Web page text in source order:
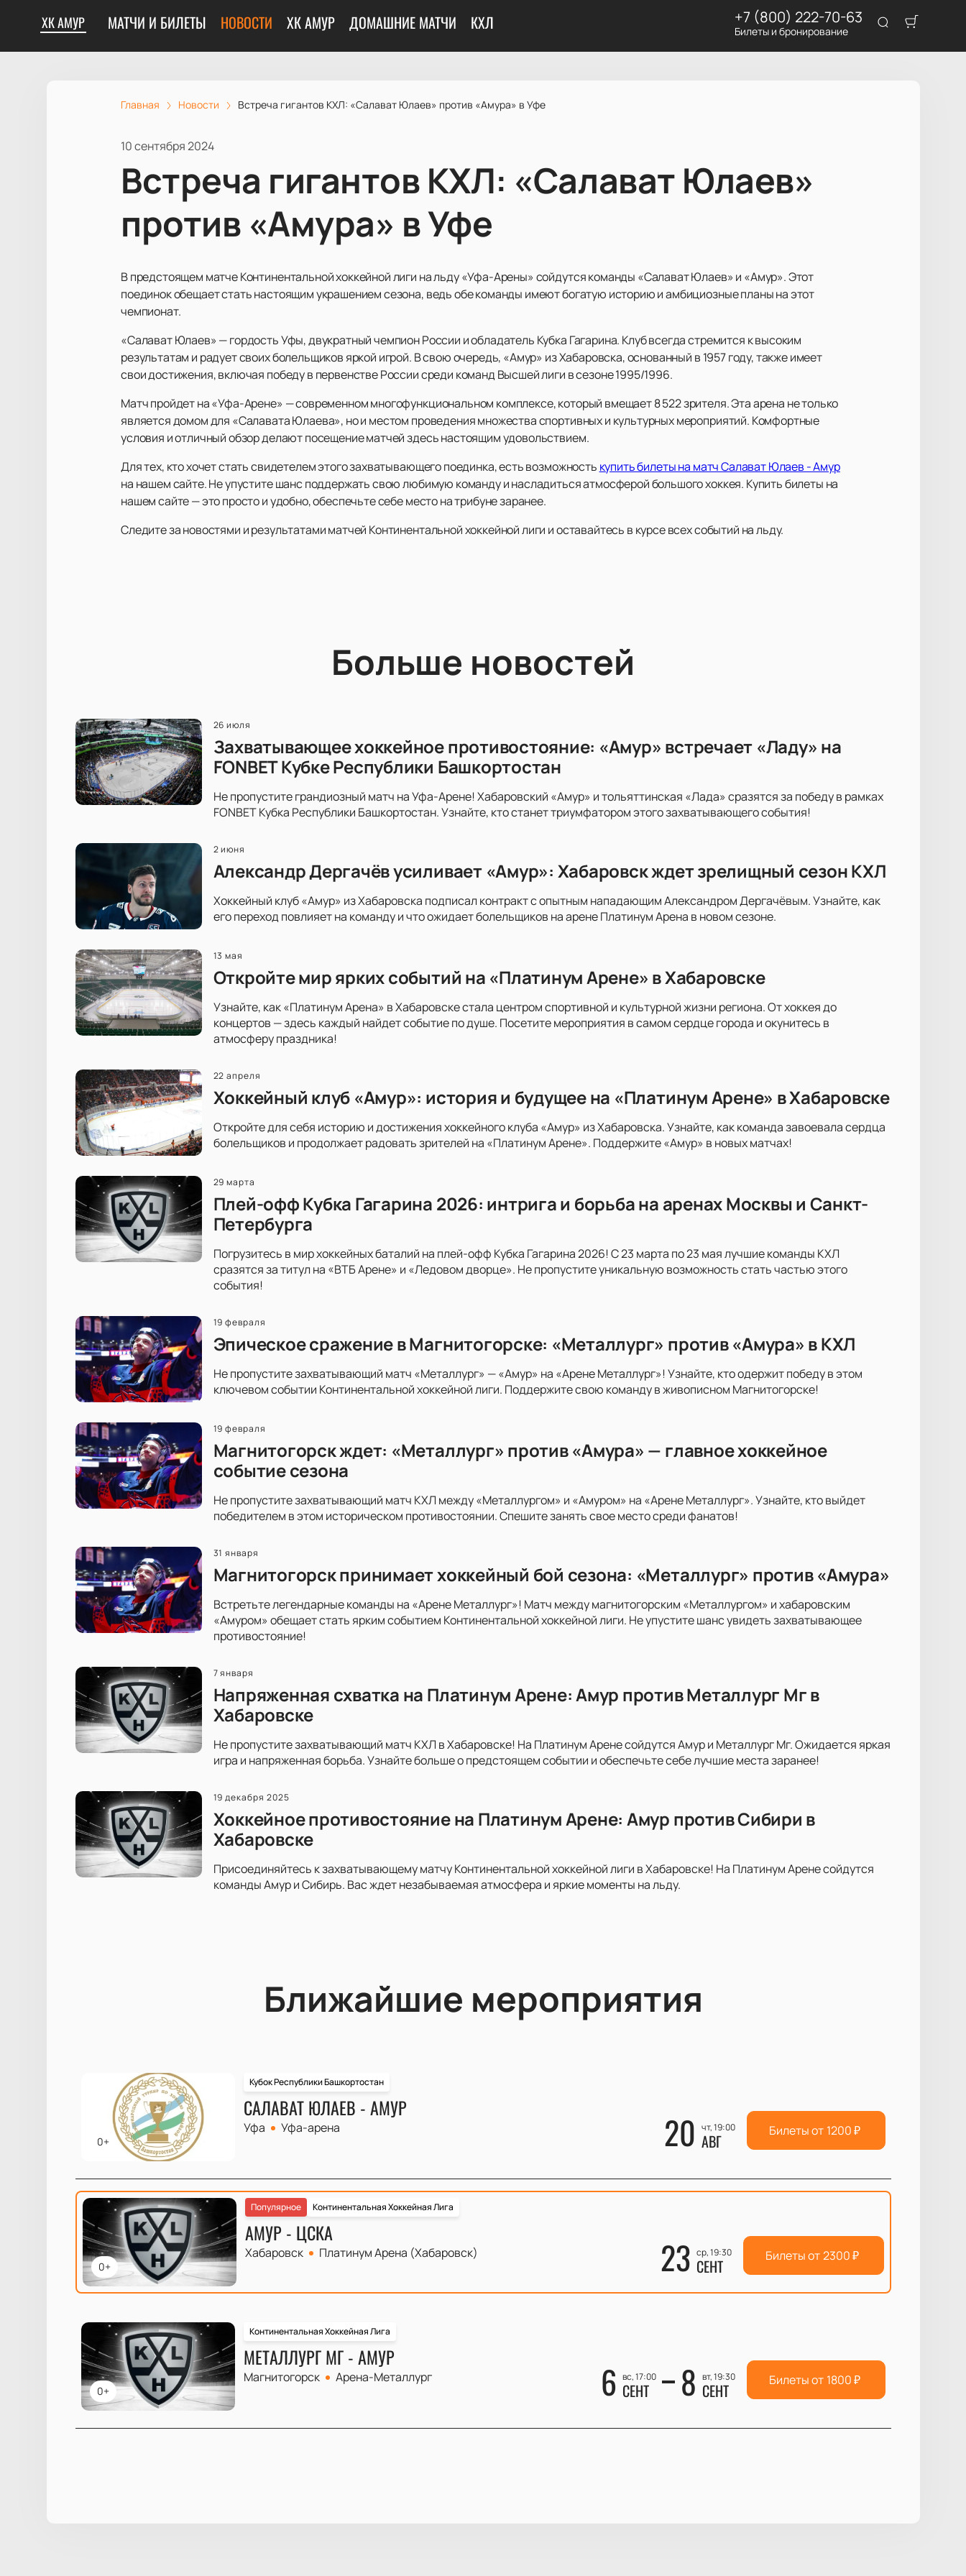
ХК АМУР МАТЧИ И БИЛЕТЫ НОВОСТИ ХК АМУР ДОМАШНИЕ МАТЧИ КХЛ +7 (800) 222-70-63
Билеты и бронирование
Главная Новости Встреча гигантов КХЛ: «Салават Юлаев» против «Амура» в Уфе
10 сентября 2024
Встреча гигантов КХЛ: «Салават Юлаев»
против «Амура» в Уфе
В предстоящем матче Континентальной хоккейной лиги на льду «Уфа-Арены» сойдутся команды «Салават Юлаев» и «Амур». Этот
поединок обещает стать настоящим украшением сезона, ведь обе команды имеют богатую историю и амбициозные планы на этот
чемпионат.
«Салават Юлаев» — гордость Уфы, двукратный чемпион России и обладатель Кубка Гагарина. Клуб всегда стремится к высоким
результатам и радует своих болельщиков яркой игрой. В свою очередь, «Амур» из Хабаровска, основанный в 1957 году, также имеет
свои достижения, включая победу в первенстве России среди команд Высшей лиги в сезоне 1995/1996.
Матч пройдет на «Уфа-Арене» — современном многофункциональном комплексе, который вмещает 8 522 зрителя. Эта арена не только
является домом для «Салавата Юлаева», но и местом проведения множества спортивных и культурных мероприятий. Комфортные
условия и отличный обзор делают посещение матчей здесь настоящим удовольствием.
Для тех, кто хочет стать свидетелем этого захватывающего поединка, есть возможность купить билеты на матч Салават Юлаев - Амур
на нашем сайте. Не упустите шанс поддержать свою любимую команду и насладиться атмосферой большого хоккея. Купить билеты на
нашем сайте — это просто и удобно, обеспечьте себе место на трибуне заранее.
Следите за новостями и результатами матчей Континентальной хоккейной лиги и оставайтесь в курсе всех событий на льду.
Больше новостей
26 июля
Захватывающее хоккейное противостояние: «Амур» встречает «Ладу» на
FONBET Кубке Республики Башкортостан
Не пропустите грандиозный матч на Уфа-Арене! Хабаровский «Амур» и тольяттинская «Лада» сразятся за победу в рамках
FONBET Кубка Республики Башкортостан. Узнайте, кто станет триумфатором этого захватывающего события!
2 июня
Александр Дергачёв усиливает «Амур»: Хабаровск ждет зрелищный сезон КХЛ
Хоккейный клуб «Амур» из Хабаровска подписал контракт с опытным нападающим Александром Дергачёвым. Узнайте, как
его переход повлияет на команду и что ожидает болельщиков на арене Платинум Арена в новом сезоне.
13 мая
Откройте мир ярких событий на «Платинум Арене» в Хабаровске
Узнайте, как «Платинум Арена» в Хабаровске стала центром спортивной и культурной жизни региона. От хоккея до
концертов — здесь каждый найдет событие по душе. Посетите мероприятия в самом сердце города и окунитесь в
атмосферу праздника!
22 апреля
Хоккейный клуб «Амур»: история и будущее на «Платинум Арене» в Хабаровске
Откройте для себя историю и достижения хоккейного клуба «Амур» из Хабаровска. Узнайте, как команда завоевала сердца
болельщиков и продолжает радовать зрителей на «Платинум Арене». Поддержите «Амур» в новых матчах!
29 марта
Плей-офф Кубка Гагарина 2026: интрига и борьба на аренах Москвы и Санкт-
Петербурга
Погрузитесь в мир хоккейных баталий на плей-офф Кубка Гагарина 2026! С 23 марта по 23 мая лучшие команды КХЛ
сразятся за титул на «ВТБ Арене» и «Ледовом дворце». Не пропустите уникальную возможность стать частью этого
события!
19 февраля
Эпическое сражение в Магнитогорске: «Металлург» против «Амура» в КХЛ
Не пропустите захватывающий матч «Металлург» — «Амур» на «Арене Металлург»! Узнайте, кто одержит победу в этом
ключевом событии Континентальной хоккейной лиги. Поддержите свою команду в живописном Магнитогорске!
19 февраля
Магнитогорск ждет: «Металлург» против «Амура» — главное хоккейное
событие сезона
Не пропустите захватывающий матч КХЛ между «Металлургом» и «Амуром» на «Арене Металлург». Узнайте, кто выйдет
победителем в этом историческом противостоянии. Спешите занять свое место среди фанатов!
31 января
Магнитогорск принимает хоккейный бой сезона: «Металлург» против «Амура»
Встретьте легендарные команды на «Арене Металлург»! Матч между магнитогорским «Металлургом» и хабаровским
«Амуром» обещает стать ярким событием Континентальной хоккейной лиги. Не упустите шанс увидеть захватывающее
противостояние!
7 января
Напряженная схватка на Платинум Арене: Амур против Металлург Мг в
Хабаровске
Не пропустите захватывающий матч КХЛ в Хабаровске! На Платинум Арене сойдутся Амур и Металлург Мг. Ожидается яркая
игра и напряженная борьба. Узнайте больше о предстоящем событии и обеспечьте себе лучшие места заранее!
19 декабря 2025
Хоккейное противостояние на Платинум Арене: Амур против Сибири в
Хабаровске
Присоединяйтесь к захватывающему матчу Континентальной хоккейной лиги в Хабаровске! На Платинум Арене сойдутся
команды Амур и Сибирь. Вас ждет незабываемая атмосфера и яркие моменты на льду.
Ближайшие мероприятия
0+
Кубок Республики Башкортостан
САЛАВАТ ЮЛАЕВ - АМУР
Уфа Уфа-арена 20 чт, 19:00
АВГ Билеты от 1200₽
0+
Континентальная Хоккейная Лига
Популярное
АМУР - ЦСКА
Хабаровск Платинум Арена (Хабаровск) 23 ср, 19:30
СЕНТ Билеты от 2300₽
0+
Континентальная Хоккейная Лига
МЕТАЛЛУРГ МГ - АМУР
Магнитогорск Арена-Металлург 6 вс, 17:00
СЕНТ 8 вт, 19:30
СЕНТ Билеты от 1800₽